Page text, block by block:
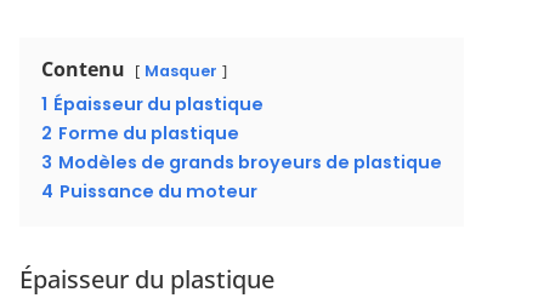
Contenu Masquer
1 Épaisseur du plastique
2 Forme du plastique
3 Modèles de grands broyeurs de plastique
4 Puissance du moteur
Épaisseur du plastique